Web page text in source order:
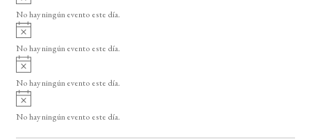
o
v
i
o
No hay ningún evento este día.
A
v
i
o
No hay ningún evento este día.
A
v
i
o
No hay ningún evento este día.
A
v
i
No hay ningún evento este día.